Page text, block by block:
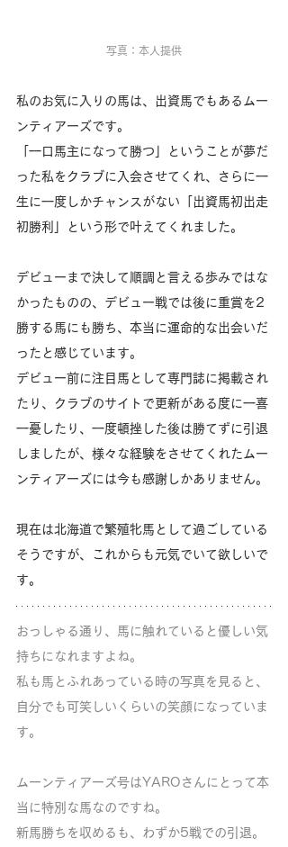
写真：本人提供
私のお気に入りの馬は、出資馬でもあるムー
ンティアーズです。
「一口馬主になって勝つ」ということが夢だ
った私をクラブに入会させてくれ、さらに一
生に一度しかチャンスがない「出資馬初出走
初勝利」という形で叶えてくれました。
デビューまで決して順調と言える歩みではな
かったものの、デビュー戦では後に重賞を2
勝する馬にも勝ち、本当に運命的な出会いだ
ったと感じています。
デビュー前に注目馬として専門誌に掲載され
たり、クラブのサイトで更新がある度に一喜
一憂したり、一度頓挫した後は勝てずに引退
しましたが、様々な経験をさせてくれたムー
ンティアーズには今も感謝しかありません。
現在は北海道で繁殖牝馬として過ごしている
そうですが、これからも元気でいて欲しいで
す。
おっしゃる通り、馬に触れていると優しい気
持ちになれますよね。
私も馬とふれあっている時の写真を見ると、
自分でも可笑しいくらいの笑顔になっていま
す。
ムーンティアーズ号はYAROさんにとって本
当に特別な馬なのですね。
新馬勝ちを収めるも、わずか5戦での引退。